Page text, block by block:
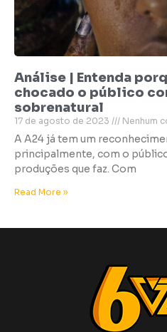
Análise | Entenda
chocado o público
sobrenatural
17 de agosto de 2023 Nenhum
A A24 já tem um
principalmente, com o
produções que faz. Com
Read More »